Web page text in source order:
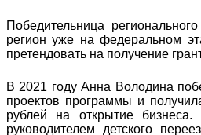
Победительница
регион уже на федеральном
претендовать на получение
В 2021 году Анна Володина
проектов программы и
рублей на открытие
руководителем детского